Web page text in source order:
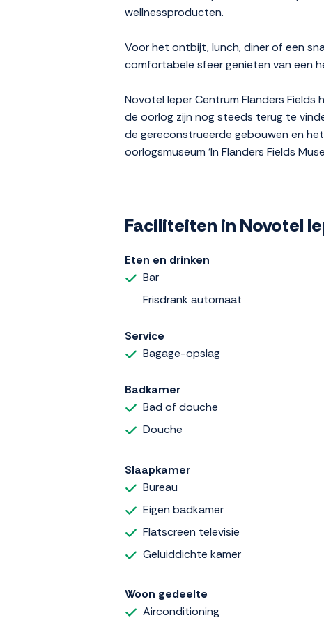
wellnessproducten.
Voor het ontbijt, lunch, diner of een
comfortabele sfeer genieten van een
Novotel Ieper Centrum Flanders Fields
de oorlog zijn nog steeds terug te
de gereconstrueerde gebouwen en
oorlogsmuseum 'In Flanders Fields
Faciliteiten in Novotel
Eten en drinken
Bar
Frisdrank automaat
Service
Bagage-opslag
Badkamer
Bad of douche
Douche
Slaapkamer
Bureau
Eigen badkamer
Flatscreen televisie
Geluiddichte kamer
Woon gedeelte
Airconditioning